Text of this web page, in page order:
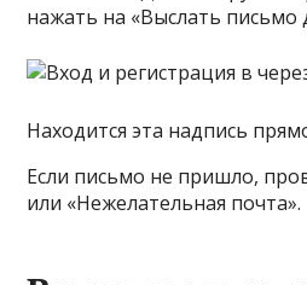
нажать на «Выслать письмо
Находится эта надпись
Если письмо не пришло,
или «Нежелательная почта».